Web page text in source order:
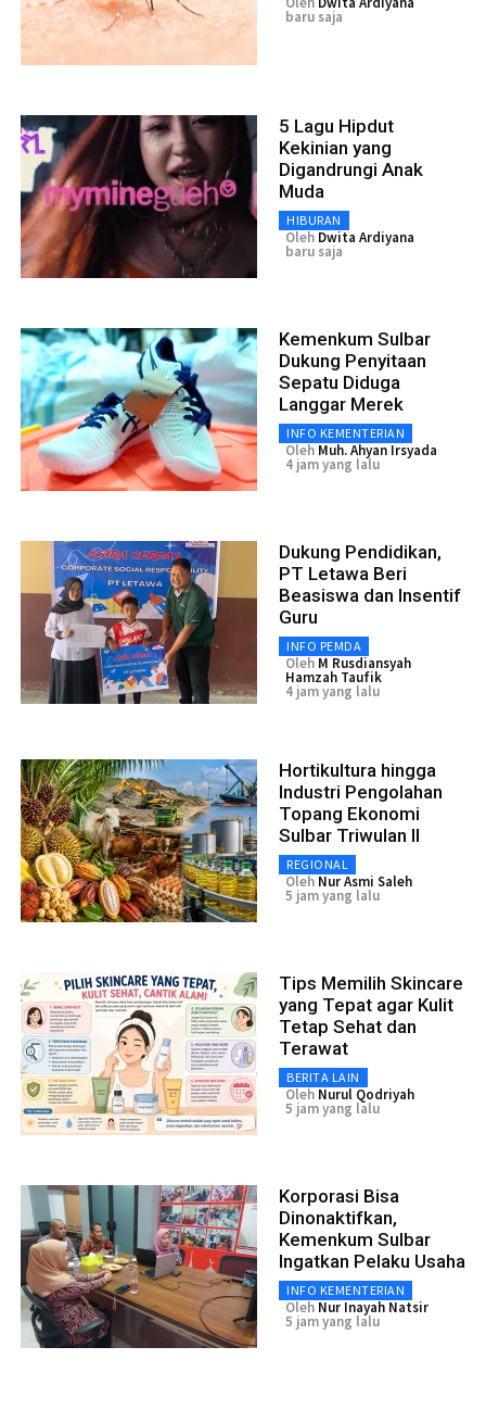
baru saja
5 Lagu Hipdut
Kekinian yang
Digandrungi Anak
Muda
HIBURAN
Oleh Dwita Ardiyana
baru saja
Kemenkum Sulbar
Dukung Penyitaan
Sepatu Diduga
Langgar Merek
INFO KEMENTERIAN
Oleh Muh. Ahyan Irsyada
4 jam yang lalu
Dukung Pendidikan,
PT Letawa Beri
Beasiswa dan Insentif
Guru
INFO PEMDA
Oleh M Rusdiansyah
Hamzah Taufik
4 jam yang lalu
Hortikultura hingga
Industri Pengolahan
Topang Ekonomi
Sulbar Triwulan II
REGIONAL
Oleh Nur Asmi Saleh
5 jam yang lalu
Tips Memilih Skincare
yang Tepat agar Kulit
Tetap Sehat dan
Terawat
BERITA LAIN
Oleh Nurul Qodriyah
5 jam yang lalu
Korporasi Bisa
Dinonaktifkan,
Kemenkum Sulbar
Ingatkan Pelaku Usaha
INFO KEMENTERIAN
Oleh Nur Inayah Natsir
5 jam yang lalu